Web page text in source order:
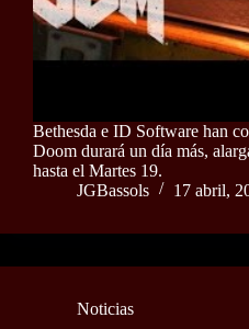
Bethesda e ID Software han
Doom durará un día más,
hasta el Martes 19.
JGBassols
17 abril,
Noticias